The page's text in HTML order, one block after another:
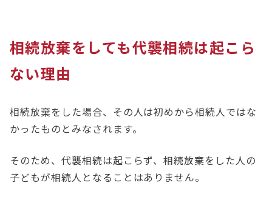
相続放棄をしても代襲相続は起こら
ない理由
相続放棄をした場合、その人は初めから相続人ではな
かったものとみなされます。
そのため、代襲相続は起こらず、相続放棄をした人の
子どもが相続人となることはありません。